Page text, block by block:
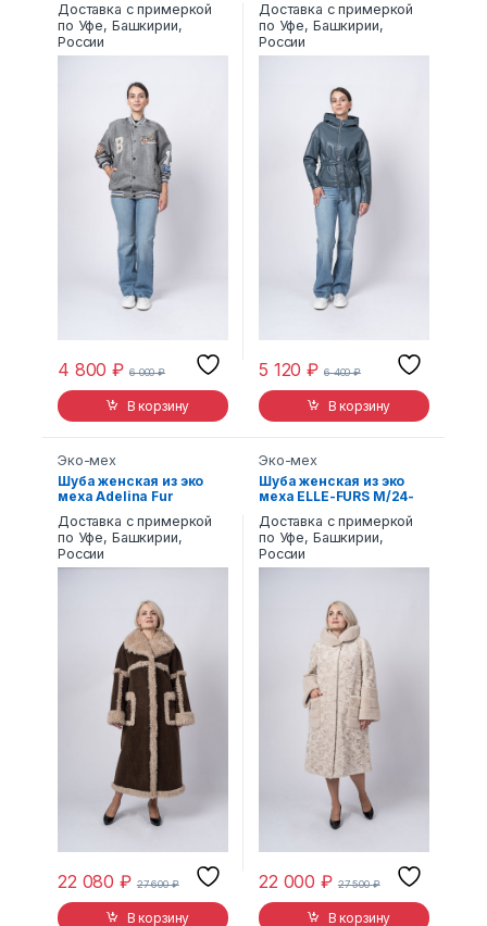
Доставка с примеркой
по Уфе, Башкирии,
России
4 800₽ 6 000₽
В корзину
Доставка с примеркой
по Уфе, Башкирии,
России
5 120₽ 6 400₽
В корзину
Эко-мех
Шуба женская из эко
меха Adelina Fur
Доставка с примеркой
по Уфе, Башкирии,
России
22 080₽ 27 600₽
В корзину
Эко-мех
Шуба женская из эко
меха ELLE-FURS M/24-
Доставка с примеркой
по Уфе, Башкирии,
России
22 000₽ 27 500₽
В корзину